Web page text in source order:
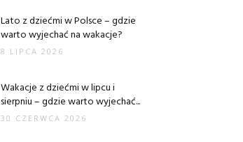
Lato z dziećmi w Polsce – gdzie
warto wyjechać na wakacje?
8 LIPCA 2026
Wakacje z dziećmi w lipcu i
sierpniu – gdzie warto wyjechać...
30 CZERWCA 2026